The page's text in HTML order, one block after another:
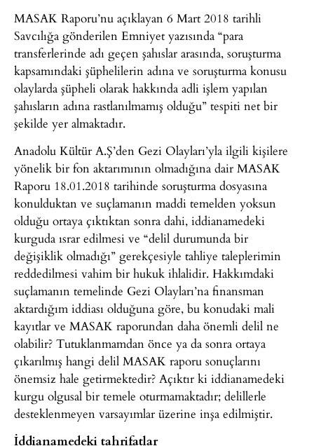
MASAK Raporu’nu açıklayan 6 Mart 2018 tarihli
Savcılığa gönderilen Emniyet yazısında “para
transferlerinde adı geçen şahıslar arasında, soruşturma
kapsamındaki şüphelilerin adına ve soruşturma konusu
olaylarda şüpheli olarak hakkında adli işlem yapılan
şahısların adına rastlanılmamış olduğu” tespiti net bir
şekilde yer almaktadır.
Anadolu Kültür A.Ş’den Gezi Olayları’yla ilgili kişilere
yönelik bir fon aktarımının olmadığına dair MASAK
Raporu 18.01.2018 tarihinde soruşturma dosyasına
konulduktan ve suçlamanın maddi temelden yoksun
olduğu ortaya çıktıktan sonra dahi, iddianamedeki
kurguda ısrar edilmesi ve “delil durumunda bir
değişiklik olmadığı” gerekçesiyle tahliye taleplerimin
reddedilmesi vahim bir hukuk ihlalidir. Hakkımdaki
suçlamanın temelinde Gezi Olayları’na finansman
aktardığım iddiası olduğuna göre, bu konudaki mali
kayıtlar ve MASAK raporundan daha önemli delil ne
olabilir? Tutuklanmamdan önce ya da sonra ortaya
çıkarılmış hangi delil MASAK raporu sonuçlarını
önemsiz hale getirmektedir? Açıktır ki iddianamedeki
kurgu olgusal bir temele oturmamaktadır; delillerle
desteklenmeyen varsayımlar üzerine inşa edilmiştir.
İddianamedeki tahrifatlar